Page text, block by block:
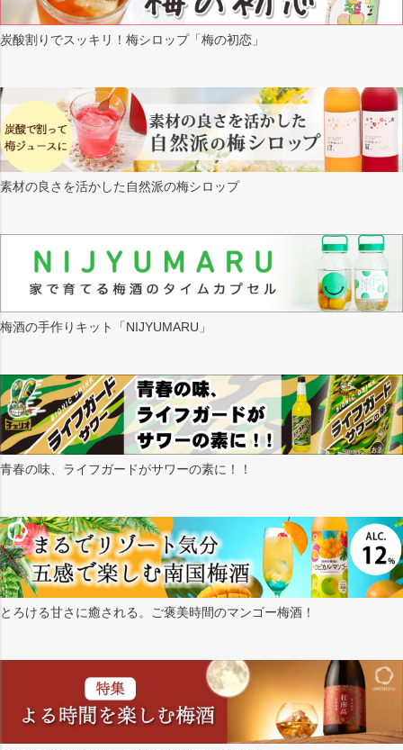
炭酸割りでスッキリ！梅シロップ「梅の初恋」
素材の良さを活かした自然派の梅シロップ
梅酒の手作りキット「NIJYUMARU」
青春の味、ライフガードがサワーの素に！！
とろける甘さに癒される。ご褒美時間のマンゴー梅酒！